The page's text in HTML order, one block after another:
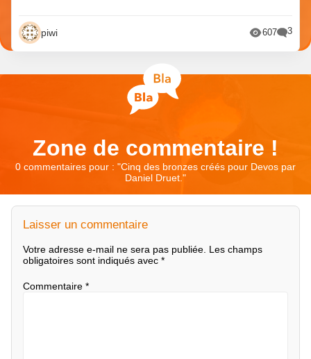
piwi 607 3
Zone de commentaire !
0 commentaires pour : "Cinq des bronzes créés pour Devos par
Daniel Druet. "
Laisser un commentaire
Votre adresse e-mail ne sera pas publiée. Les champs
obligatoires sont indiqués avec *
Commentaire *